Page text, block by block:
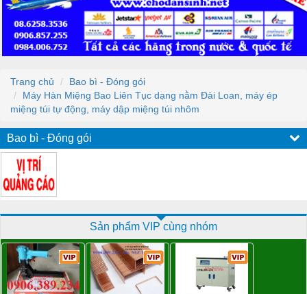
Trang chủ
Bao bì - Đóng gói
Máy Hàn Miệng Bao Liên Tục dạng nằm Đài Loan, máy ép
miệng túi tự động, máy dập miệng túi nhôm
Bao bì - Đóng gói
Sản phẩm VIP cùng nhóm